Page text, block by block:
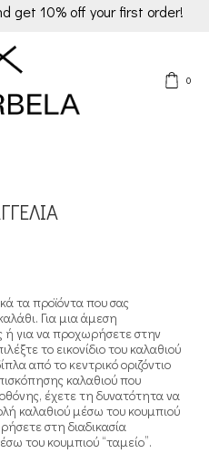
get 10% off your first order!
0
τα προϊόντα που σας
Για μια άμεση
ή για να προχωρήσετε στην
το εικονίδιο του καλαθιού
από το κεντρικό οριζόντιο
καλαθιού που
έχετε τη δυνατότητα να
καλαθιού μέσω του κουμπιού
στη διαδικασία
του κουμπιού “ταμείο”.